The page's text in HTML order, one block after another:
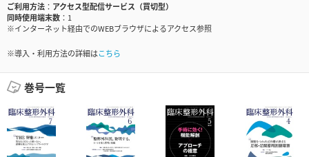
ご利用方法
アクセス型配信サービス（買切型）
同時使用端末数
1
※インターネット経由でのWEBブラウザによるアクセス参照
※導入・利用方法の詳細はこちら
巻号一覧